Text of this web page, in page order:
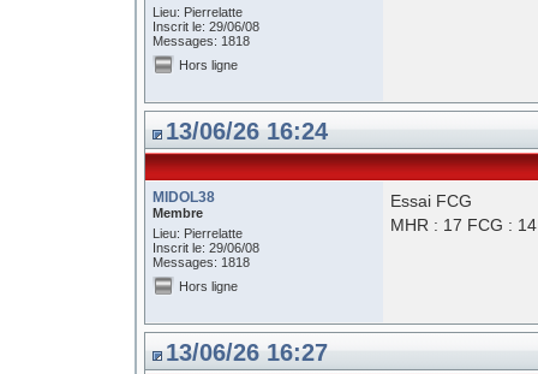
Lieu: Pierrelatte
Inscrit le: 29/06/08
Messages: 1818
Hors ligne
13/06/26 16:24
MIDOL38
Membre
Lieu: Pierrelatte
Inscrit le: 29/06/08
Messages: 1818
Essai FCG
MHR : 17 FCG : 14
Hors ligne
13/06/26 16:27